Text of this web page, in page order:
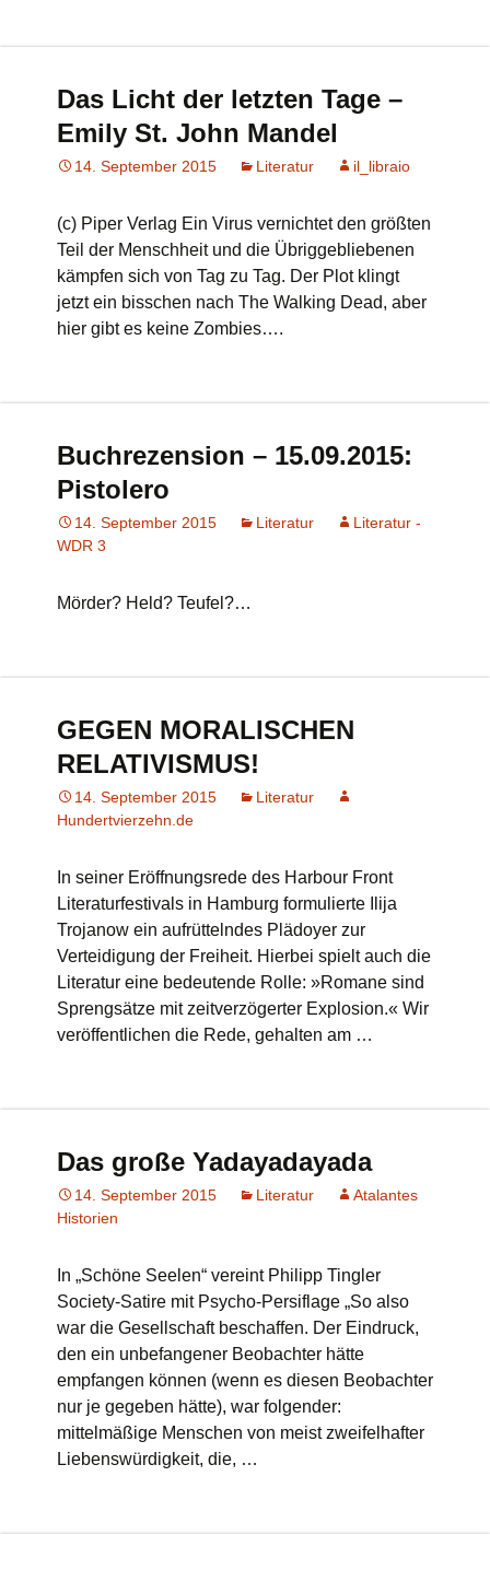
Das Licht der letzten Tage –
Emily St. John Mandel
14. September 2015 Literatur il_libraio
(c) Piper Verlag Ein Virus vernichtet den größten
Teil der Menschheit und die Übriggebliebenen
kämpfen sich von Tag zu Tag. Der Plot klingt
jetzt ein bisschen nach The Walking Dead, aber
hier gibt es keine Zombies….
Buchrezension – 15.09.2015:
Pistolero
14. September 2015 Literatur
Literatur -
WDR 3
Mörder? Held? Teufel?…
GEGEN MORALISCHEN
RELATIVISMUS!
14. September 2015
Literatur
Hundertvierzehn.de
In seiner Eröffnungsrede des Harbour Front
Literaturfestivals in Hamburg formulierte Ilija
Trojanow ein aufrüttelndes Plädoyer zur
Verteidigung der Freiheit. Hierbei spielt auch die
Literatur eine bedeutende Rolle: »Romane sind
Sprengsätze mit zeitverzögerter Explosion.« Wir
veröffentlichen die Rede, gehalten am …
Das große Yadayadayada
14. September 2015 Literatur
Atalantes
Historien
In „Schöne Seelen“ vereint Philipp Tingler
Society-Satire mit Psycho-Persiflage „So also
war die Gesellschaft beschaffen. Der Eindruck,
den ein unbefangener Beobachter hätte
empfangen können (wenn es diesen Beobachter
nur je gegeben hätte), war folgender:
mittelmäßige Menschen von meist zweifelhafter
Liebenswürdigkeit, die, …